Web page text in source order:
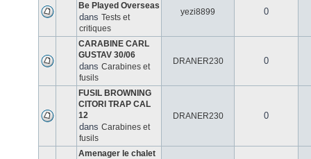
Be Played Overseas
dans Tests et
critiques
yezi8899 0
CARABINE CARL
GUSTAV 30/06
dans Carabines et
fusils
DRANER230 0
FUSIL BROWNING
CITORI TRAP CAL
12
dans Carabines et
fusils
DRANER230 0
Amenager le chalet